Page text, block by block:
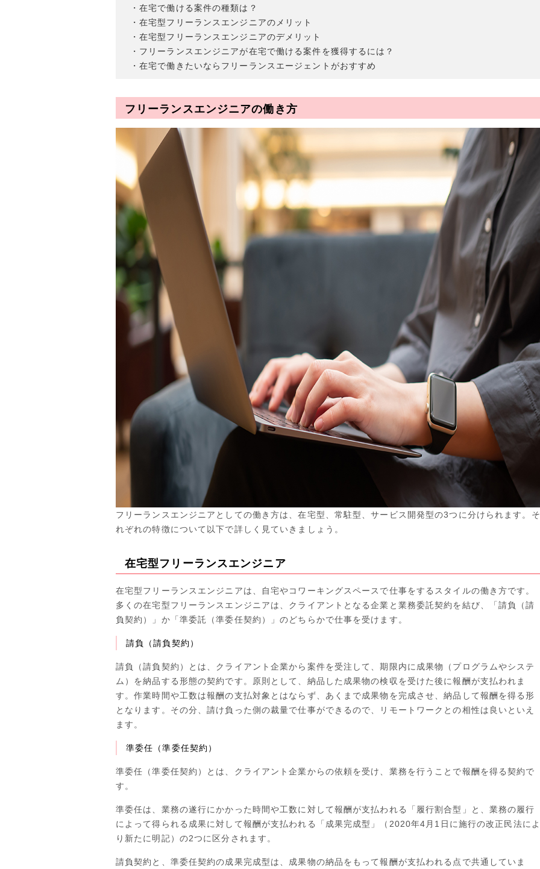
・在宅で働ける案件の種類は？
・在宅型フリーランスエンジニアのメリット
・在宅型フリーランスエンジニアのデメリット
・フリーランスエンジニアが在宅で働ける案件を獲得するには？
・在宅で働きたいならフリーランスエージェントがおすすめ
フリーランスエンジニアの働き方
フリーランスエンジニアとしての働き方は、在宅型、常駐型、サービス開発型の3つに分けられます。そ
れぞれの特徴について以下で詳しく見ていきましょう。
在宅型フリーランスエンジニア
在宅型フリーランスエンジニアは、自宅やコワーキングスペースで仕事をするスタイルの働き方です。
多くの在宅型フリーランスエンジニアは、クライアントとなる企業と業務委託契約を結び、「請負（請
負契約）」か「準委託（準委任契約）」のどちらかで仕事を受けます。
請負（請負契約）
請負（請負契約）とは、クライアント企業から案件を受注して、期限内に成果物（プログラムやシステ
ム）を納品する形態の契約です。原則として、納品した成果物の検収を受けた後に報酬が支払われま
す。作業時間や工数は報酬の支払対象とはならず、あくまで成果物を完成させ、納品して報酬を得る形
となります。その分、請け負った側の裁量で仕事ができるので、リモートワークとの相性は良いといえ
ます。
準委任（準委任契約）
準委任（準委任契約）とは、クライアント企業からの依頼を受け、業務を行うことで報酬を得る契約で
す。
準委任は、業務の遂行にかかった時間や工数に対して報酬が支払われる「履行割合型」と、業務の履行
によって得られる成果に対して報酬が支払われる「成果完成型」（2020年4月1日に施行の改正民法によ
り新たに明記）の2つに区分されます。
請負契約と、準委任契約の成果完成型は、成果物の納品をもって報酬が支払われる点で共通していま